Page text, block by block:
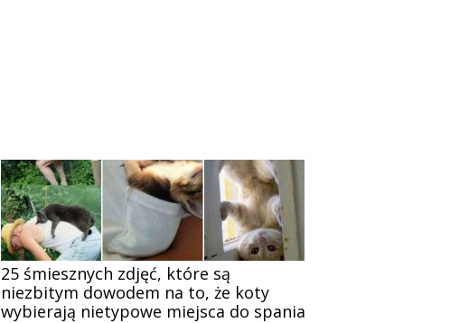
25 śmiesznych zdjęć, które są
niezbitym dowodem na to, że koty
wybierają nietypowe miejsca do spania